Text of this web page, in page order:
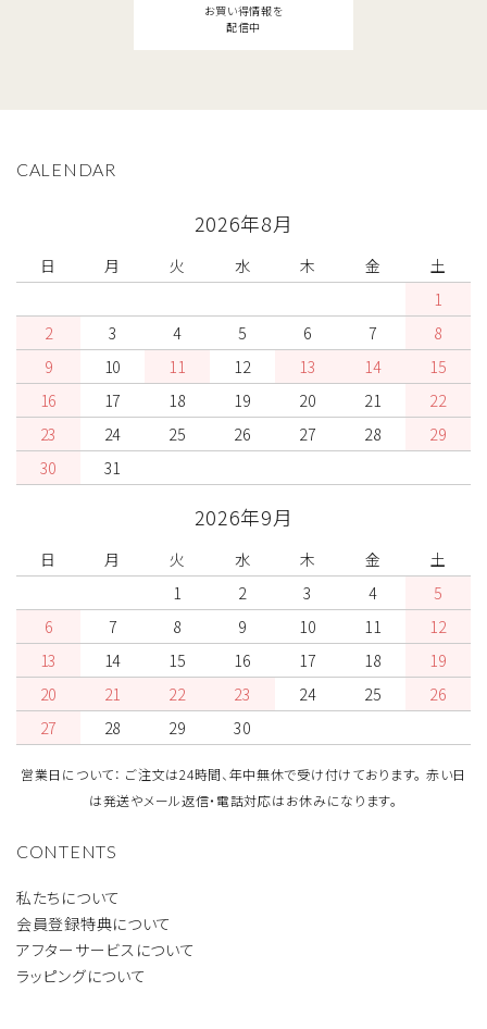
お買い得情報を
配信中
CONTENTS
私たちについて
会員登録特典について
アフターサービスについて
ラッピングについて
CALENDAR
2026年8月
日 月 火 水 木 金
土
1
2
3 4 5 6 7
8
9
10 11 12 13 14
15
16
17 18 19 20 21
22
23
24 25 26 27 28
29
30
31
2026年9月
日 月 火 水 木 金
土
1
2 3 4
5
6
7 8 9 10 11
12
13
14 15 16 17 18
19
20
21 22 23 24 25
26
27
28 29 30
営業日について： ご注文は24時間、年中無休で受け付けております。 赤い日
は発送やメール返信・電話対応はお休みになります。